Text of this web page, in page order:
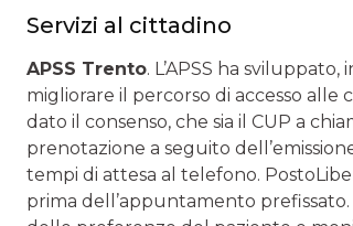
Servizi al cittadino
APSS Trento. L’APSS ha
migliorare il percorso di accesso alle
dato il consenso, che sia il CUP a
prenotazione a seguito
tempi di attesa al telefono.
prima dell’appuntamento